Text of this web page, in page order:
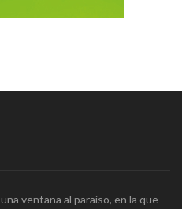
ventana al paraíso, en la que